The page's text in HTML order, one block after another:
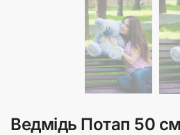
Ведмідь Потап 50